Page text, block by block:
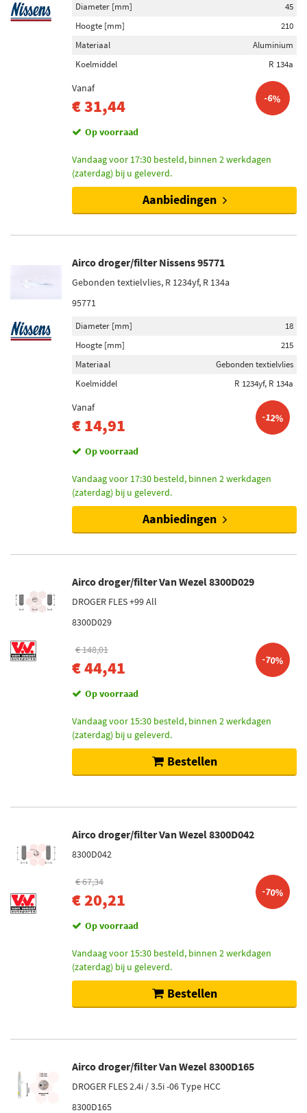
Diameter [mm]
45
Hoogte [mm]
210
Materiaal
Aluminium
Koelmiddel
R 134a
Vanaf
€ 31,44 -6%
Op voorraad
Vandaag voor 17:30 besteld, binnen 2 werkdagen
(zaterdag) bij u geleverd.
Aanbiedingen
Airco droger/filter Nissens 95771
Gebonden textielvlies, R 1234yf, R 134a
95771
Diameter [mm]
18
Hoogte [mm]
215
Materiaal
Gebonden textielvlies
Koelmiddel
R 1234yf, R 134a
Vanaf
€ 14,91 -12%
Op voorraad
Vandaag voor 17:30 besteld, binnen 2 werkdagen
(zaterdag) bij u geleverd.
Aanbiedingen
Airco droger/filter Van Wezel 8300D029
DROGER FLES +99 All
8300D029
€ 148,01
€ 44,41 -70%
Op voorraad
Vandaag voor 15:30 besteld, binnen 2 werkdagen
(zaterdag) bij u geleverd.
Bestellen
Airco droger/filter Van Wezel 8300D042
8300D042
€ 67,34
€ 20,21 -70%
Op voorraad
Vandaag voor 15:30 besteld, binnen 2 werkdagen
(zaterdag) bij u geleverd.
Bestellen
Airco droger/filter Van Wezel 8300D165
DROGER FLES 2.4i / 3.5i -06 Type HCC
8300D165